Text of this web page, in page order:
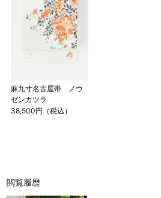
L
LW
LL
2 鯨尺寸法となりますので上表の
麻九寸名古屋帯 ノウ
ゼンカツラ
38,500円（税込）
閲覧履歴